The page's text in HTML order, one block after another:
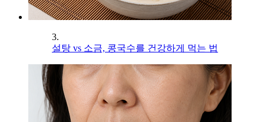
3.
설탕 vs 소금, 콩국수를 건강하게 먹는 법